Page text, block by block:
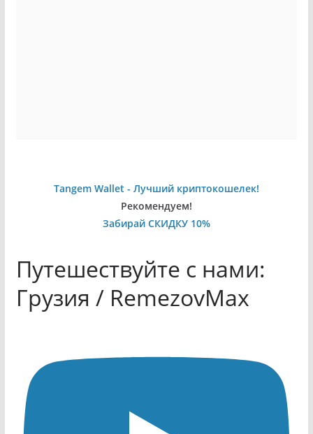
Tangem Wallet - Лучший криптокошелек!
Рекомендуем!
Забирай СКИДКУ 10%
Путешествуйте с нами:
Грузия / RemezovMax